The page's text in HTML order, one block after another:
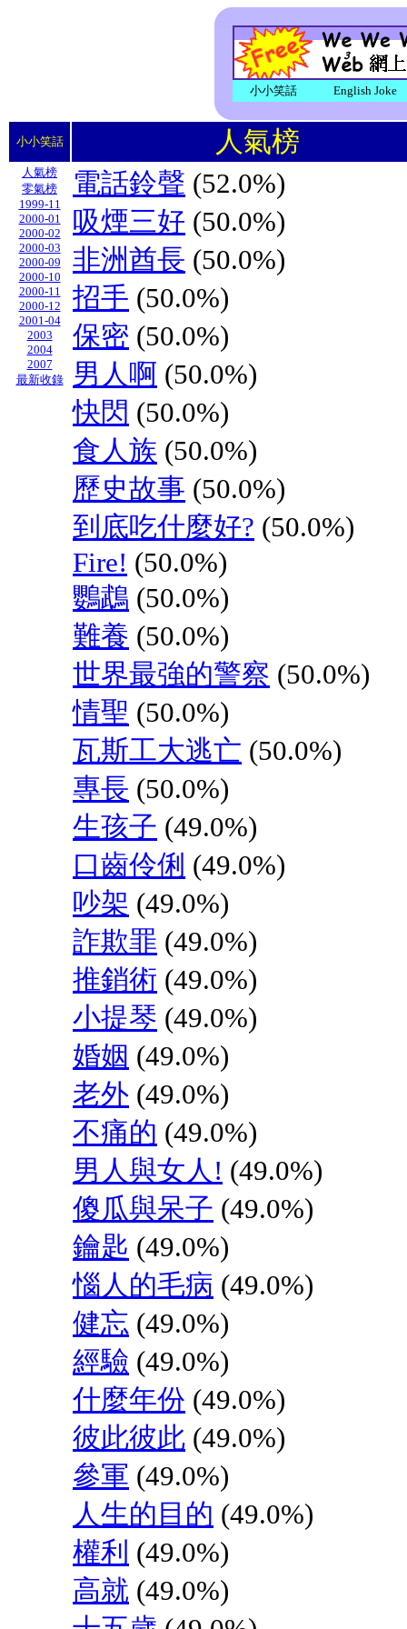
小小笑話 English Joke
小小笑話 人氣榜
人氣榜
零氣榜
1999-11
2000-01
2000-02
2000-03
2000-09
2000-10
2000-11
2000-12
2001-04
2003
2004
2007
最新收錄
電話鈴聲 (52.0%)
吸煙三好 (50.0%)
非洲酋長 (50.0%)
招手 (50.0%)
保密 (50.0%)
男人啊 (50.0%)
快閃 (50.0%)
食人族 (50.0%)
歷史故事 (50.0%)
到底吃什麼好? (50.0%)
Fire! (50.0%)
鸚鵡 (50.0%)
難養 (50.0%)
世界最強的警察 (50.0%)
情聖 (50.0%)
瓦斯工大逃亡 (50.0%)
專長 (50.0%)
生孩子 (49.0%)
口齒伶俐 (49.0%)
吵架 (49.0%)
詐欺罪 (49.0%)
推銷術 (49.0%)
小提琴 (49.0%)
婚姻 (49.0%)
老外 (49.0%)
不痛的 (49.0%)
男人與女人! (49.0%)
傻瓜與呆子 (49.0%)
鑰匙 (49.0%)
惱人的毛病 (49.0%)
健忘 (49.0%)
經驗 (49.0%)
什麼年份 (49.0%)
彼此彼此 (49.0%)
參軍 (49.0%)
人生的目的 (49.0%)
權利 (49.0%)
高就 (49.0%)